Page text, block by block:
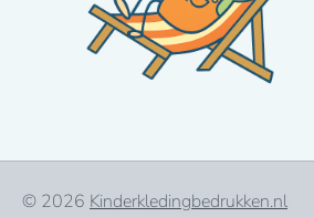
© 2026 Kinderkledingbedrukken.nl